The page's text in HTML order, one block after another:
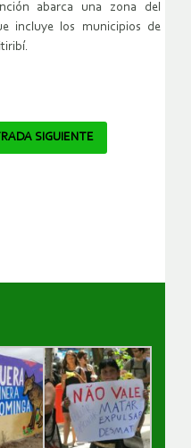
abarca una zona del
incluye los municipios de
SIGUIENTE